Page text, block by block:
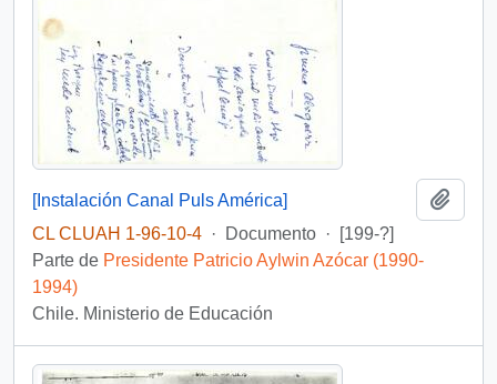
[Instalación Canal Puls América]
CL CLUAH 1-96-10-4 · Documento ·
[199-?]
Parte de Presidente Patricio Aylwin Azócar (1990-
1994)
Chile. Ministerio de Educación